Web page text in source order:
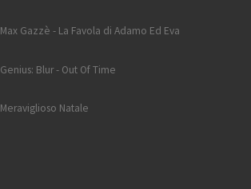
Max Gazzè - La Favola di Adamo Ed Eva
Genius: Blur - Out Of Time
Meraviglioso Natale